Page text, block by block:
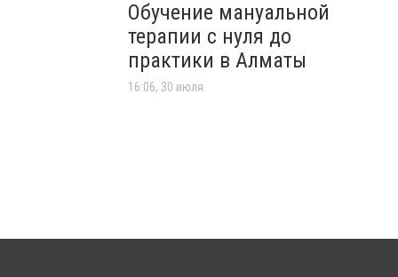
Обучение мануальной
терапии с нуля до
практики в Алматы
16:06, 30 июля